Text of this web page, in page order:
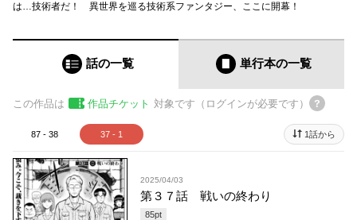
は…技術者だ！ 異世界を巡る技術系ファンタジー、ここに開幕！
話の一覧 単行本の一覧
この作品は 作品チケット 対象です（ログインが必要です）
87 - 38 37 - 1 1話から
2025/04/03
第３７話 戦いの終わり
85pt